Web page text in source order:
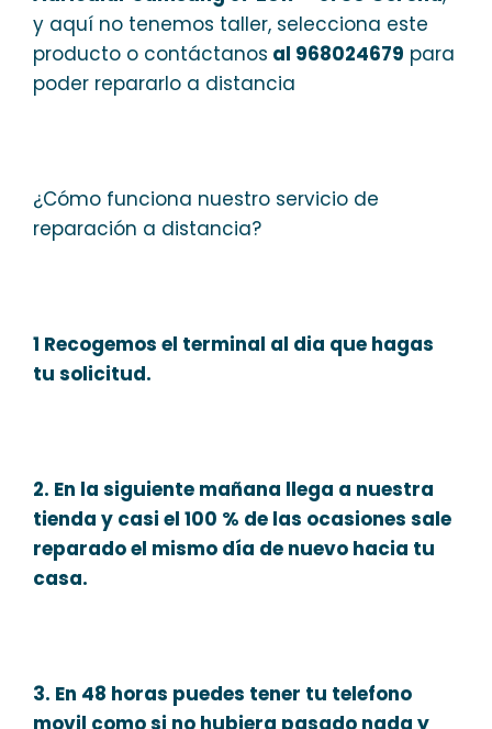
y aquí no tenemos taller, selecciona este
producto o contáctanos al 968024679 para
poder repararlo a distancia
¿Cómo funciona nuestro servicio de
reparación a distancia?
1 Recogemos el terminal al dia que hagas
tu solicitud.
2. En la siguiente mañana llega a nuestra
tienda y casi el 100 % de las ocasiones sale
reparado el mismo día de nuevo hacia tu
casa.
3. En 48 horas puedes tener tu telefono
movil como si no hubiera pasado nada y